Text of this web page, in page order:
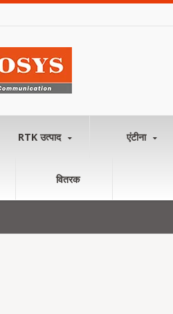
RTK उत्पाद एंटीना
वितरक